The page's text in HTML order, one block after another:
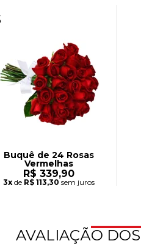
Buquê de 24 Rosas
Vermelhas
R$ 339,90
3xde R$ 113,30 sem juros
AVALIAÇÃO